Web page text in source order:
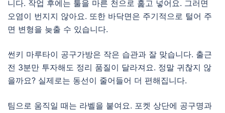
니다. 작업 후에는 툴을 마른 천으로 훑고 넣어요. 그러면
오염이 번지지 않아요. 또한 바닥면은 주기적으로 털어 주
면 변형을 늦출 수 있습니다.
썬키 마루타이 공구가방은 작은 습관과 잘 맞습니다. 출근
전 3분만 투자해도 정리 품질이 달라져요. 정말 귀찮지 않
을까요? 실제로는 동선이 줄어들어 더 편해집니다.
팀으로 움직일 때는 라벨을 붙여요. 포켓 상단에 공구명과